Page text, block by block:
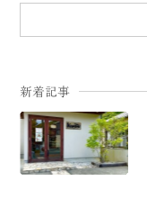
新着記事